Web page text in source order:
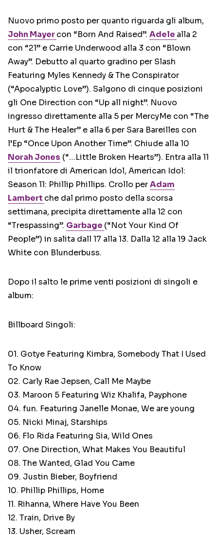
Nuovo primo posto per quanto riguarda gli album,
John Mayercon “Born And Raised”. Adele alla 2
con “21” e Carrie Underwood alla 3 con “Blown
Away”. Debutto al quarto gradino per Slash
Featuring Myles Kennedy & The Conspirator
(“Apocalyptic Love”). Salgono di cinque posizioni
gli One Direction con “Up all night”. Nuovo
ingresso direttamente alla 5 per MercyMe con “The
Hurt & The Healer” e alla 6 per Sara Bareilles con
l’Ep “Once Upon Another Time”. Chiude alla 10
Norah Jones (“…Little Broken Hearts”). Entra alla 11
il trionfatore di American Idol, American Idol:
Season 11: Phillip Phillips. Crollo perAdam
Lambert che dal primo posto della scorsa
settimana, precipita direttamente alla 12 con
“Trespassing”. Garbage (“Not Your Kind Of
People”) in salita dall 17 alla 13. Dalla 12 alla 19 Jack
White con Blunderbuss.
Dopo il salto le prime venti posizioni di singoli e
album:
Billboard Singoli:
01. Gotye Featuring Kimbra, Somebody That I Used
To Know
02. Carly Rae Jepsen, Call Me Maybe
03. Maroon 5 Featuring Wiz Khalifa, Payphone
04. fun. Featuring Janelle Monae, We are young
05. Nicki Minaj, Starships
06. Flo Rida Featuring Sia, Wild Ones
07. One Direction, What Makes You Beautiful
08. The Wanted, Glad You Came
09. Justin Bieber, Boyfriend
10. Phillip Phillips, Home
11. Rihanna, Where Have You Been
12. Train, Drive By
13. Usher, Scream